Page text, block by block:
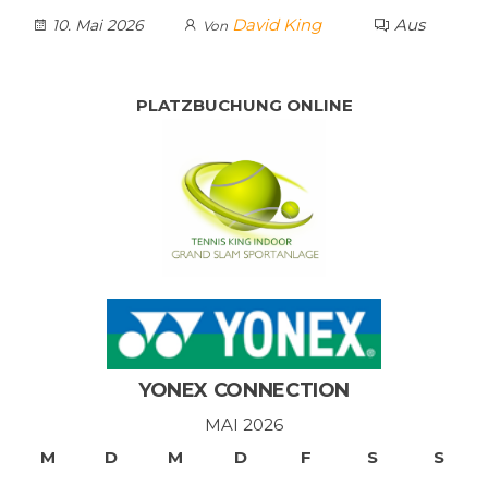
10. Mai 2026
Von David King Aus
PLATZBUCHUNG ONLINE
YONEX CONNECTION
MAI 2026
M
D M D F S
S